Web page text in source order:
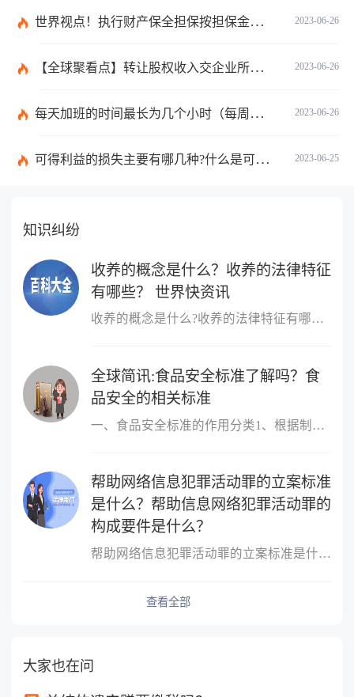
2023-06-26
世界视点！执行财产保全担保按担保金额的1%收取吗？
2023-06-26
【全球聚看点】转让股权收入交企业所得税吗？企业所得税征税原则是什么？
2023-06-26
每天加班的时间最长为几个小时（每周加班不能超过多少小时）
2023-06-25
可得利益的损失主要有哪几种?什么是可得利益？|天天速读
知识纠纷
收养的概念是什么？收养的法律特征
有哪些？ 世界快资讯
收养的概念是什么?收养的法律特征有哪些?收养，是指自然人领养他人
全球简讯:食品安全标准了解吗？食
品安全的相关标准
一、食品安全标准的作用分类1、根据制定标准的主体进行分类，包括国
帮助网络信息犯罪活动罪的立案标准
是什么？帮助信息网络犯罪活动罪的
构成要件是什么？
帮助网络信息犯罪活动罪的立案标准是什么？帮助网络信息犯罪活动罪
查看全部
大家也在问